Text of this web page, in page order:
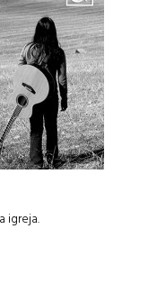
igreja.